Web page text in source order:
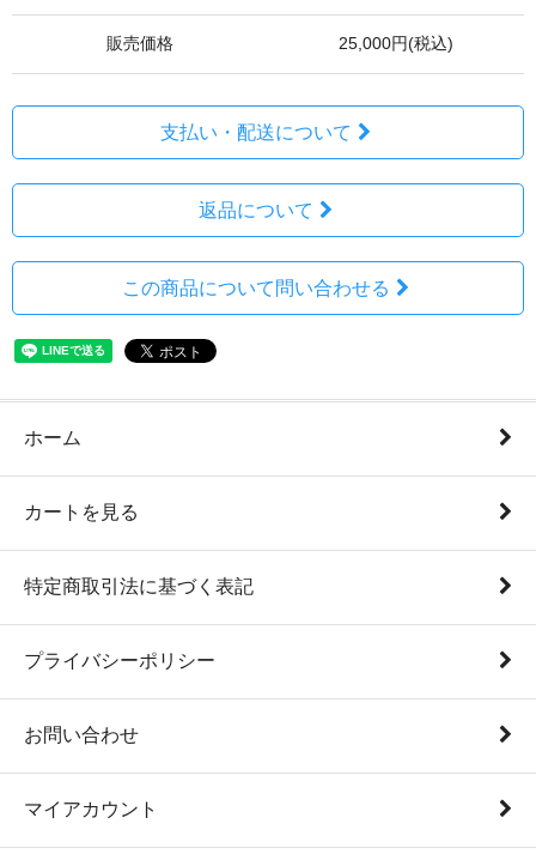
販売価格 25,000円(税込)
支払い・配送について
返品について
この商品について問い合わせる
ホーム
カートを見る
特定商取引法に基づく表記
プライバシーポリシー
お問い合わせ
マイアカウント